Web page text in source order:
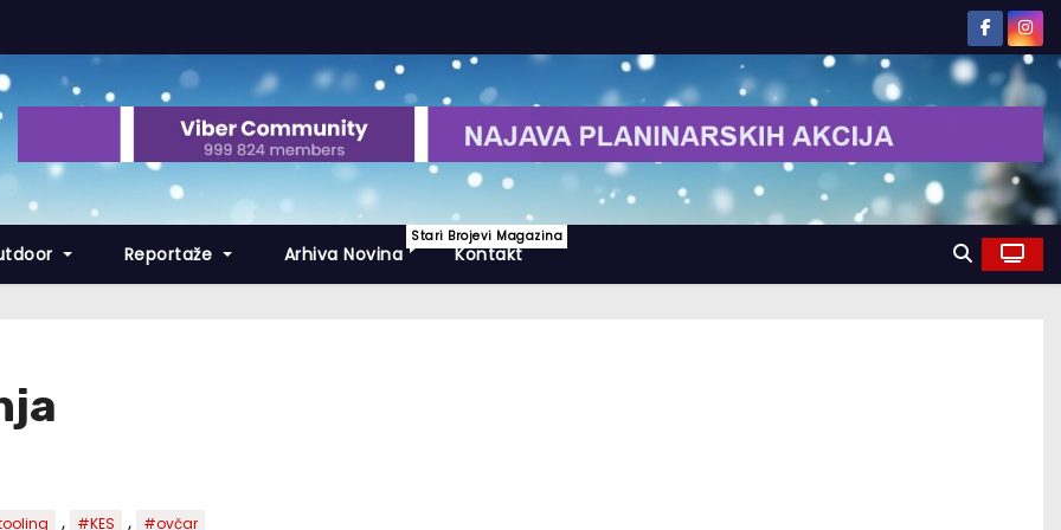
Reportaže Arhiva Novina
Stari Brojevi Magazina
Kontakt
, #KES , #ovčar